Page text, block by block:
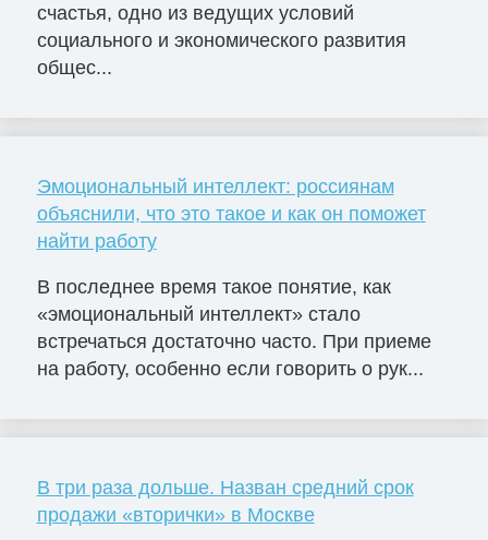
счастья, одно из ведущих условий
социального и экономического развития
общес...
Эмоциональный интеллект: россиянам
объяснили, что это такое и как он поможет
найти работу
В последнее время такое понятие, как
«эмоциональный интеллект» стало
встречаться достаточно часто. При приеме
на работу, особенно если говорить о рук...
В три раза дольше. Назван средний срок
продажи «вторички» в Москве